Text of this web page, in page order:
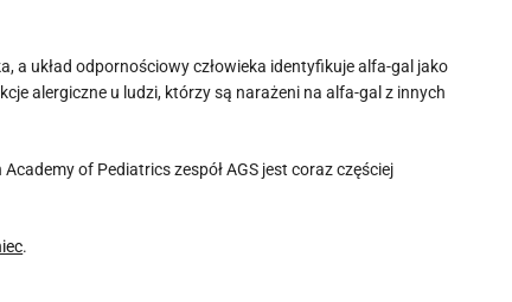
a układ odpornościowy człowieka identyfikuje alfa-gal jako
alergiczne u ludzi, którzy są narażeni na alfa-gal z innych
of Pediatrics zespół AGS jest coraz częściej
.